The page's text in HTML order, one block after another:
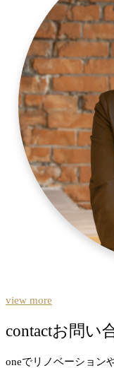
view more
contactお問い
oneでリノベーション